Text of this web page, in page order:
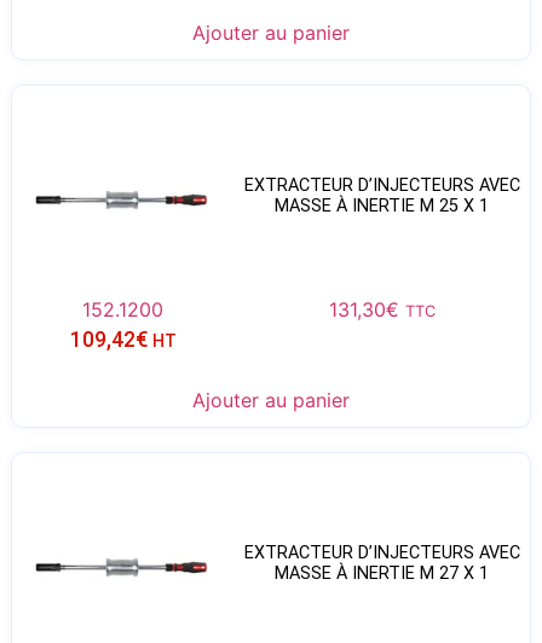
Ajouter au panier
EXTRACTEUR D’INJECTEURS AVEC
MASSE À INERTIE M 25 X 1
152.1200 131,30€ TTC
109,42€ HT
Ajouter au panier
EXTRACTEUR D’INJECTEURS AVEC
MASSE À INERTIE M 27 X 1